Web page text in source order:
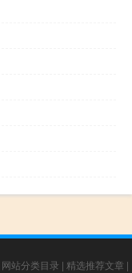
网站分类目录 | 精选推荐文章 |